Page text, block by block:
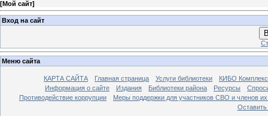
[Мой сайт]
Вход на сайт
Меню сайта
КАРТА САЙТА Главная страница Услуги библиотеки
КИБО
Информация о сайте
Издания Библиотеки района Ресурсы
Противодействие коррупции
Меры поддержки для участников СВО и членов
Оставить